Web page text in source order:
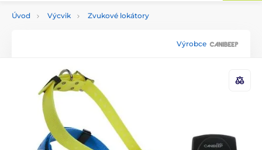
Úvod Výcvik Zvukové lokátory
Výrobce